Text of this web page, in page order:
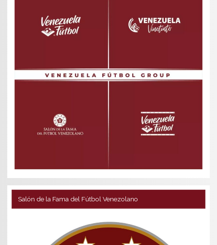
Salón de la Fama del Fútbol Venezolano